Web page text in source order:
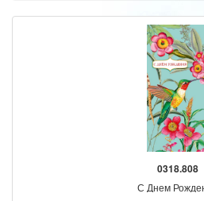
0318.808
С Днем